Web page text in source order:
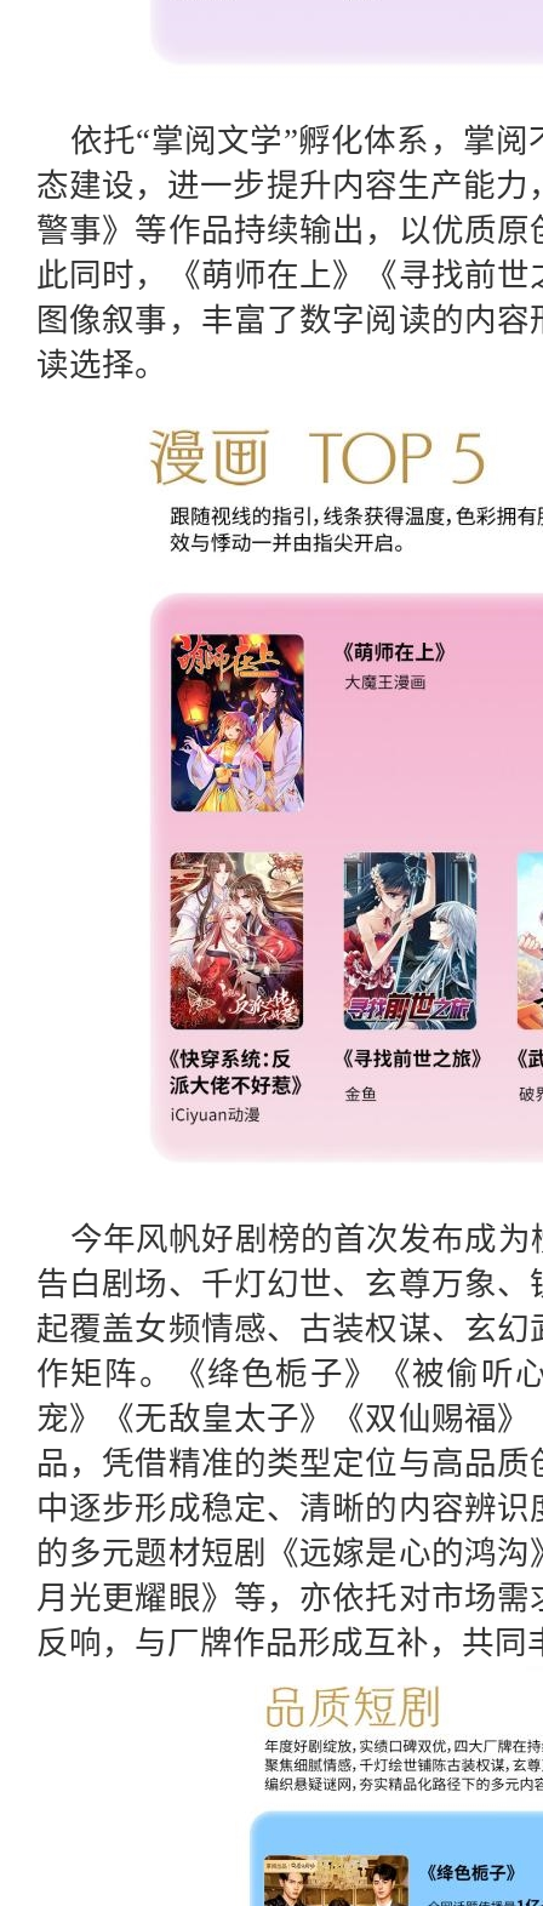
依托“掌阅文学”孵化体系，掌
态建设，进一步提升内容生产能
警事》等作品持续输出，以优质
此同时，《萌师在上》《寻找前
图像叙事，丰富了数字阅读的内
读选择。
今年风帆好剧榜的首次发布成
告白剧场、千灯幻世、玄尊万象
起覆盖女频情感、古装权谋、玄
作矩阵。《绛色栀子》《被偷听
宠》《无敌皇太子》《双仙赐福
品，凭借精准的类型定位与高品
中逐步形成稳定、清晰的内容辨
的多元题材短剧《远嫁是心的鸿
月光更耀眼》等，亦依托对市场
反响，与厂牌作品形成互补，共